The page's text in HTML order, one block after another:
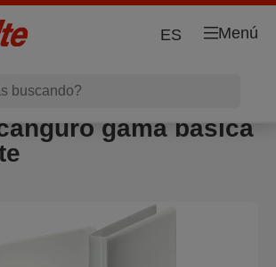
Menú
ES
gama básica